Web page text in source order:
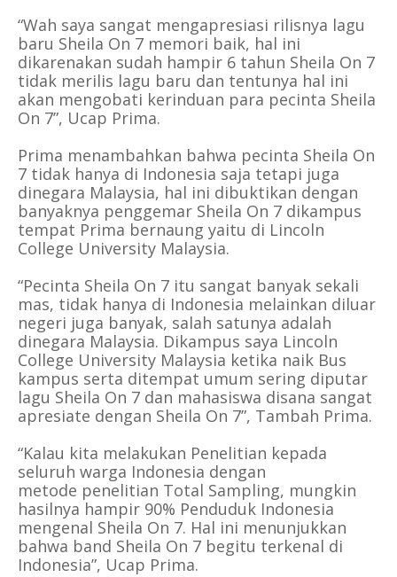
“Wah saya sangat mengapresiasi rilisnya lagu
baru Sheila On 7 memori baik, hal ini
dikarenakan sudah hampir 6 tahun Sheila On 7
tidak merilis lagu baru dan tentunya hal ini
akan mengobati kerinduan para pecinta Sheila
On 7”, Ucap Prima.
Prima menambahkan bahwa pecinta Sheila On
7 tidak hanya di Indonesia saja tetapi juga
dinegara Malaysia, hal ini dibuktikan dengan
banyaknya penggemar Sheila On 7 dikampus
tempat Prima bernaung yaitu di Lincoln
College University Malaysia.
“Pecinta Sheila On 7 itu sangat banyak sekali
mas, tidak hanya di Indonesia melainkan diluar
negeri juga banyak, salah satunya adalah
dinegara Malaysia. Dikampus saya Lincoln
College University Malaysia ketika naik Bus
kampus serta ditempat umum sering diputar
lagu Sheila On 7 dan mahasiswa disana sangat
apresiate dengan Sheila On 7”, Tambah Prima.
“Kalau kita melakukan Penelitian kepada
seluruh warga Indonesia dengan
metode penelitian Total Sampling, mungkin
hasilnya hampir 90% Penduduk Indonesia
mengenal Sheila On 7. Hal ini menunjukkan
bahwa band Sheila On 7 begitu terkenal di
Indonesia”, Ucap Prima.